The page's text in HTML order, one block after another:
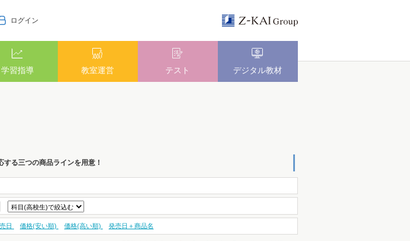
ログイン
学習指導 教室運営 テスト デジタル教材
る三つの商品ラインを用意！
日 価格(安い順) 価格(高い順) 発売日＋商品名